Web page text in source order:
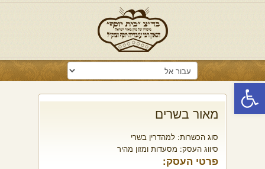
פתח סרגל נגישות
מאור בשרים
סוג הכשרות: למהדרין בשרי
סיווג העסק: מסעדות ומזון מהיר
פרטי העסק: